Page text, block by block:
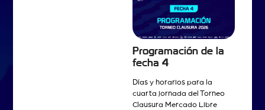
Programación de la
fecha 4
Días y horarios para la
cuarta jornada del Torneo
Clausura Mercado Libre